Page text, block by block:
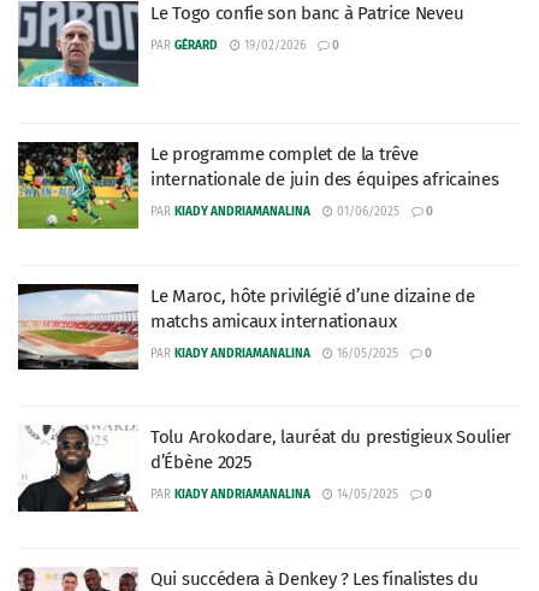
Le Togo confie son banc à Patrice Neveu
PAR GÉRARD 19/02/2026 0
Le programme complet de la trêve
internationale de juin des équipes africaines
PAR KIADY ANDRIAMANALINA 01/06/2025 0
Le Maroc, hôte privilégié d’une dizaine de
matchs amicaux internationaux
PAR KIADY ANDRIAMANALINA 16/05/2025 0
Tolu Arokodare, lauréat du prestigieux Soulier
d’Ébène 2025
PAR KIADY ANDRIAMANALINA 14/05/2025 0
Qui succédera à Denkey ? Les finalistes du